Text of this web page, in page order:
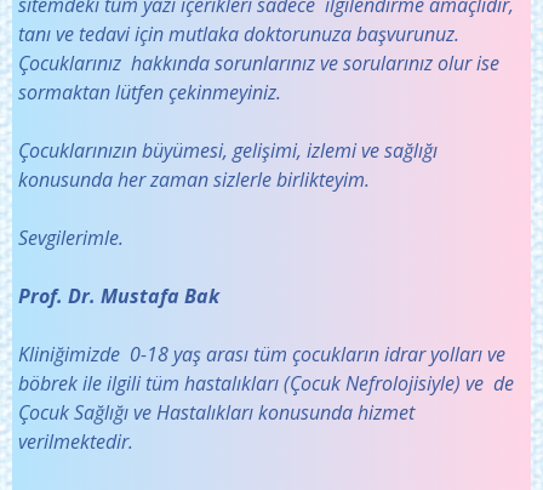
tanı ve tedavi için mutlaka doktorunuza başvurunuz.
Çocuklarınız hakkında sorunlarınız ve sorularınız olur ise
sormaktan lütfen çekinmeyiniz.
Çocuklarınızın büyümesi, gelişimi, izlemi ve sağlığı
konusunda her zaman sizlerle birlikteyim.
Sevgilerimle.
Prof. Dr. Mustafa Bak
Kliniğimizde 0-18 yaş arası tüm çocukların idrar yolları ve
böbrek ile ilgili tüm hastalıkları (Çocuk Nefrolojisiyle) ve de
Çocuk Sağlığı ve Hastalıkları konusunda hizmet
verilmektedir.